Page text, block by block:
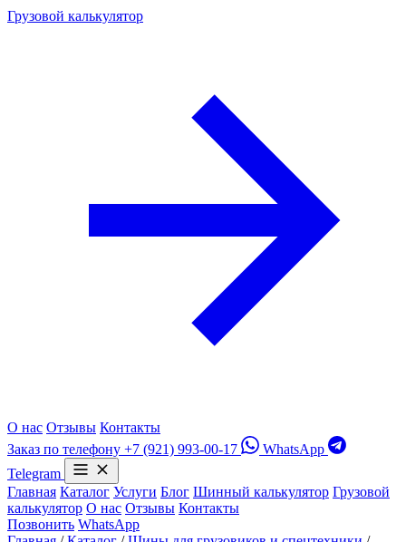
Грузовой калькулятор
О нас Отзывы Контакты
Заказ по телефону +7 (921) 993-00-17
WhatsApp
Telegram
Главная Каталог Услуги Блог Шинный калькулятор Грузовой
калькулятор О нас Отзывы Контакты
Позвонить WhatsApp